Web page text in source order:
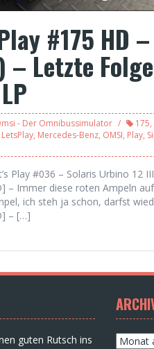
#175 HD
– Letzte
- Der Omnibussimulator 175,
LetsPlay, Mercedes-Benz, OMSI, Play,
Play #036 – Solaris Urbino 12
– Immer diese roten Ampeln
ich steh ja schon, darfst
– […]
guten Rutsch ins
Archive